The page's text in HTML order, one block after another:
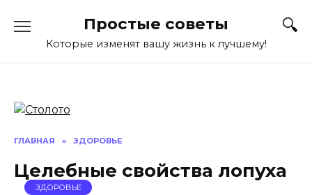
содержанию
Простые советы
Которые изменят вашу жизнь к лучшему!
ГЛАВНАЯ » ЗДОРОВЬЕ
Целебные свойства лопуха
ЗДОРОВЬЕ